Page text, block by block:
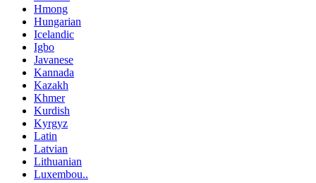
Hmong
Hungarian
Icelandic
Igbo
Javanese
Kannada
Kazakh
Khmer
Kurdish
Kyrgyz
Latin
Latvian
Lithuanian
Luxembou..